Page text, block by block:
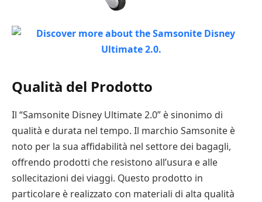
Qualità del Prodotto
Il “Samsonite Disney Ultimate 2.0” è sinonimo di
qualità e durata nel tempo. Il marchio Samsonite è
noto per la sua affidabilità nel settore dei bagagli,
offrendo prodotti che resistono all’usura e alle
sollecitazioni dei viaggi. Questo prodotto in
particolare è realizzato con materiali di alta qualità